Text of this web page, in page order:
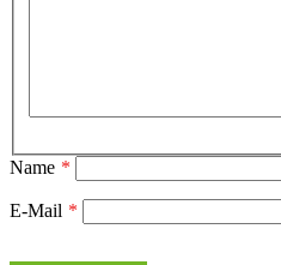
Name *
E-Mail *